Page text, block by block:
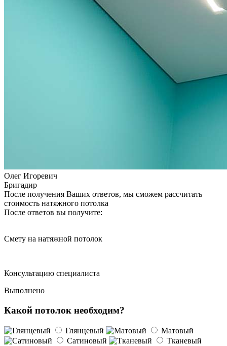
Олег Игоревич
Бригадир
После получения Ваших ответов, мы сможем рассчитать
стоимость натяжного потолка
После ответов вы получите:
Смету на натяжной потолок
Консультацию специалиста
Выполнено
Какой потолок необходим?
Глянцевый
Матовый
Сатиновый
Тканевый